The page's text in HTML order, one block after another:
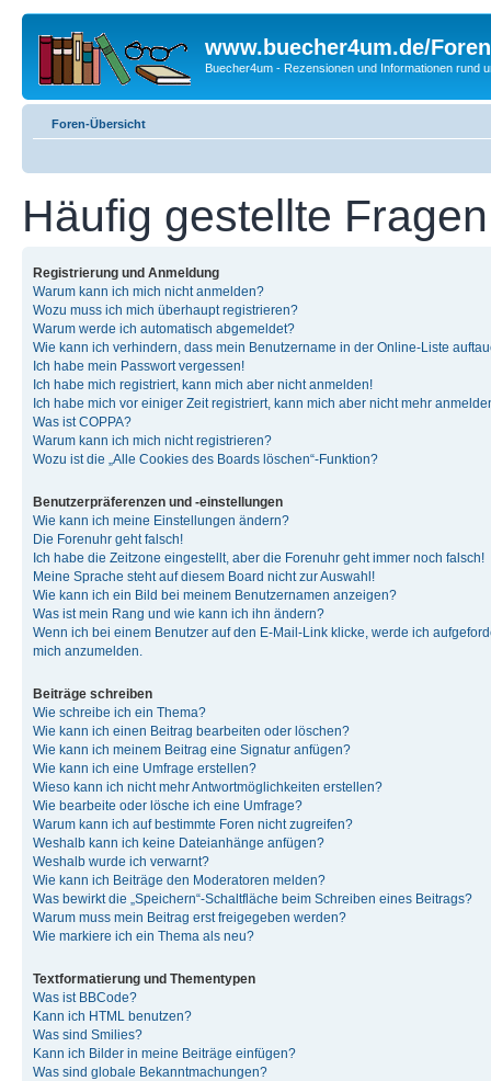
www.buecher4um.de/Foren
Buecher4um - Rezensionen und Informationen rund
Foren-Übersicht
Häufig gestellte Fragen
Registrierung und Anmeldung
Warum kann ich mich nicht anmelden?
Wozu muss ich mich überhaupt registrieren?
Warum werde ich automatisch abgemeldet?
Wie kann ich verhindern, dass mein Benutzername in der Online-Liste
Ich habe mein Passwort vergessen!
Ich habe mich registriert, kann mich aber nicht anmelden!
Ich habe mich vor einiger Zeit registriert, kann mich aber nicht mehr
Was ist COPPA?
Warum kann ich mich nicht registrieren?
Wozu ist die „Alle Cookies des Boards löschen“-Funktion?
Benutzerpräferenzen und -einstellungen
Wie kann ich meine Einstellungen ändern?
Die Forenuhr geht falsch!
Ich habe die Zeitzone eingestellt, aber die Forenuhr geht immer noch falsch!
Meine Sprache steht auf diesem Board nicht zur Auswahl!
Wie kann ich ein Bild bei meinem Benutzernamen anzeigen?
Was ist mein Rang und wie kann ich ihn ändern?
Wenn ich bei einem Benutzer auf den E-Mail-Link klicke, werde ich
mich anzumelden.
Beiträge schreiben
Wie schreibe ich ein Thema?
Wie kann ich einen Beitrag bearbeiten oder löschen?
Wie kann ich meinem Beitrag eine Signatur anfügen?
Wie kann ich eine Umfrage erstellen?
Wieso kann ich nicht mehr Antwortmöglichkeiten erstellen?
Wie bearbeite oder lösche ich eine Umfrage?
Warum kann ich auf bestimmte Foren nicht zugreifen?
Weshalb kann ich keine Dateianhänge anfügen?
Weshalb wurde ich verwarnt?
Wie kann ich Beiträge den Moderatoren melden?
Was bewirkt die „Speichern“-Schaltfläche beim Schreiben eines Beitrags?
Warum muss mein Beitrag erst freigegeben werden?
Wie markiere ich ein Thema als neu?
Textformatierung und Thementypen
Was ist BBCode?
Kann ich HTML benutzen?
Was sind Smilies?
Kann ich Bilder in meine Beiträge einfügen?
Was sind globale Bekanntmachungen?